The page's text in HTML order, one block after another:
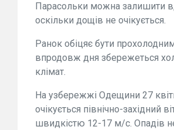
Парасольки можна залишити
оскільки дощів не очікується.
Ранок обіцяє бути
впродовж дня збережеться
клімат.
На узбережжі Одещини 27
очікується північно-західний
швидкістю 12-17 м/с. Опадів